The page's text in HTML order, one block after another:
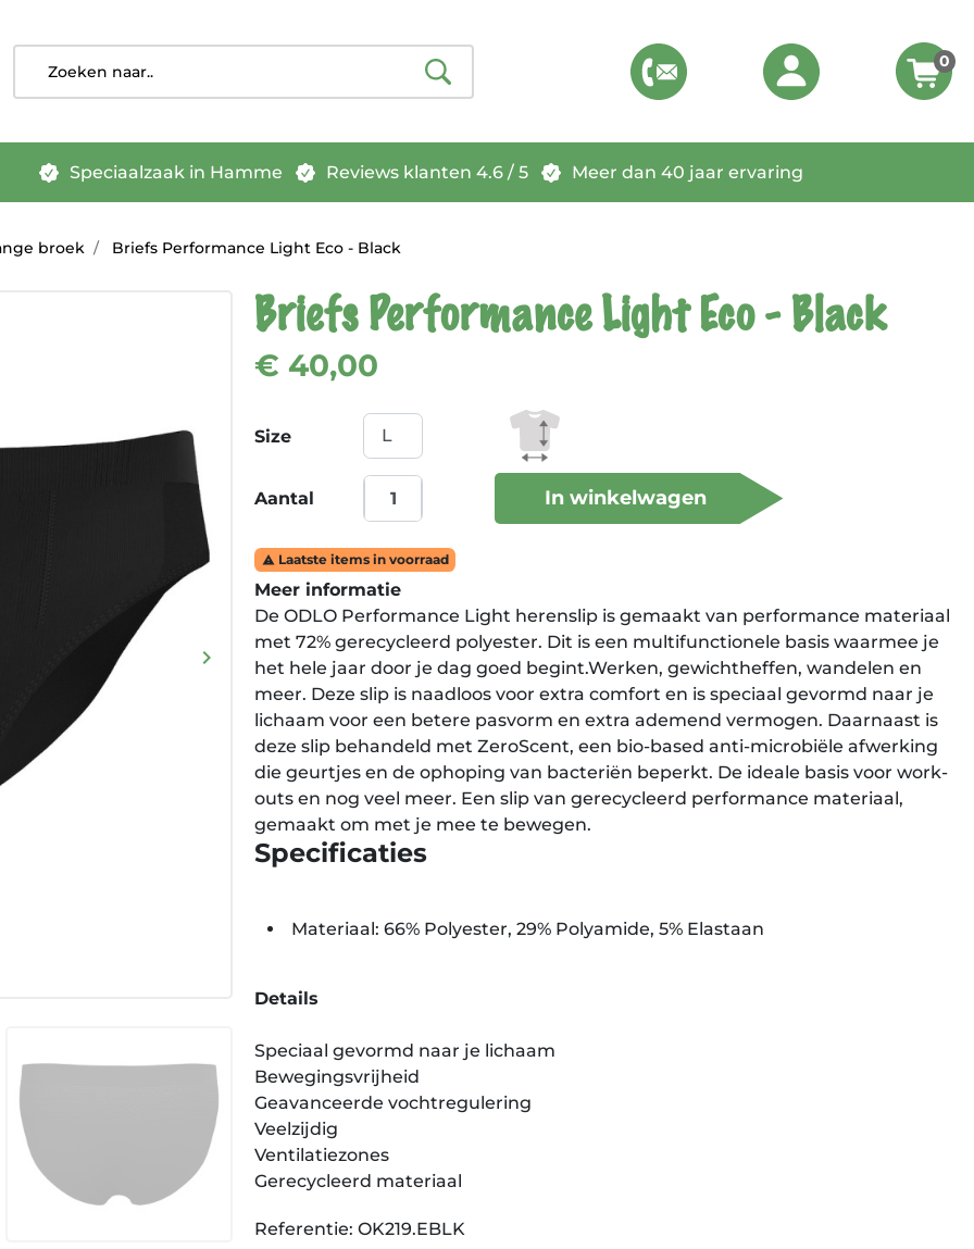
0
Speciaalzaak in Hamme Reviews klanten 4.6 / 5 Meer dan 40 jaar ervaring
broek Briefs Performance Light Eco - Black
Volgende
keyboard_arrow_right
Briefs Performance Light Eco - Black
€ 40,00
Size
Aantal In winkelwagen
 Laatste items in voorraad
Meer informatie
De ODLO Performance Light herenslip is gemaakt van performance materiaal
met 72% gerecycleerd polyester. Dit is een multifunctionele basis waarmee je
het hele jaar door je dag goed begint.Werken, gewichtheffen, wandelen en
meer. Deze slip is naadloos voor extra comfort en is speciaal gevormd naar je
lichaam voor een betere pasvorm en extra ademend vermogen. Daarnaast is
deze slip behandeld met ZeroScent, een bio-based anti-microbiële afwerking
die geurtjes en de ophoping van bacteriën beperkt. De ideale basis voor work-
outs en nog veel meer. Een slip van gerecycleerd performance materiaal,
gemaakt om met je mee te bewegen.
Specificaties
Materiaal: 66% Polyester, 29% Polyamide, 5% Elastaan
Details
Speciaal gevormd naar je lichaam
Bewegingsvrijheid
Geavanceerde vochtregulering
Veelzijdig
Ventilatiezones
Gerecycleerd materiaal
Referentie: OK219.EBLK